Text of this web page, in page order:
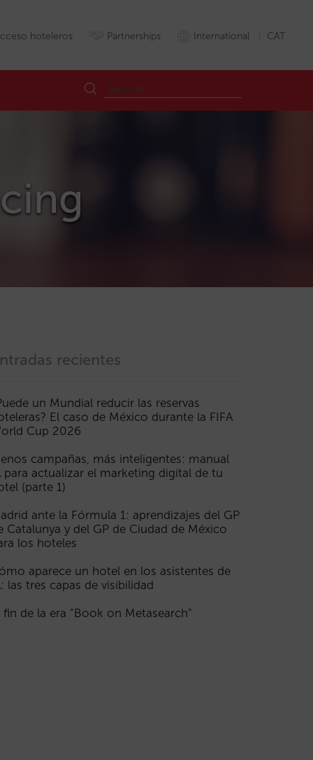
hoteleros Partnerships International CAT
recientes
un Mundial reducir las reservas
El caso de México durante la FIFA
Cup 2026
campañas, más inteligentes: manual
para actualizar el marketing digital de tu
(parte 1)
ante la Fórmula 1: aprendizajes del GP
Catalunya y del GP de Ciudad de México
los hoteles
aparece un hotel en los asistentes de
las tres capas de visibilidad
fin de la era “Book on Metasearch”